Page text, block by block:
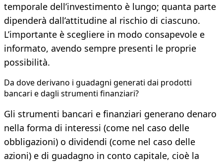
temporale dell’investimento è lungo; quanta parte
dipenderà dall’attitudine al rischio di ciascuno.
L’importante è scegliere in modo consapevole e
informato, avendo sempre presenti le proprie
possibilità.
Da dove derivano i guadagni generati dai prodotti
bancari e dagli strumenti finanziari?
Gli strumenti bancari e finanziari generano denaro
nella forma di interessi (come nel caso delle
obbligazioni) o dividendi (come nel caso delle
azioni) e di guadagno in conto capitale, cioè la